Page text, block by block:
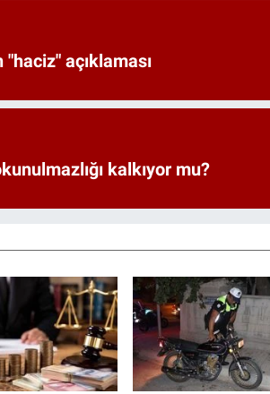
açıklaması
kalkıyor mu?